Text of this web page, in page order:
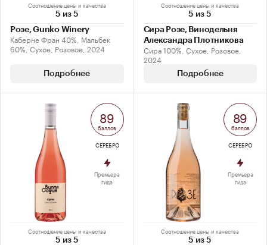
Соотношение цены и качества
5 из 5
Розе, Gunko Winery
Каберне Фран 40%, Мальбек
60%, Сухое, Розовое, 2024
Подробнее
Соотношение цены и качества
5 из 5
Сира Розе, Винодельня
Александра Плотникова
Сира 100%, Сухое, Розовое,
2024
Подробнее
Соотношение цены и качества
5 из 5
89
баллов
СЕРЕБРО
Премьера
гида
Соотношение цены и качества
5 из 5
89
баллов
СЕРЕБРО
Премьера
гида